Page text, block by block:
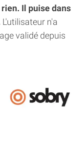
Il puise dans
L'utilisateur n'a
validé depuis